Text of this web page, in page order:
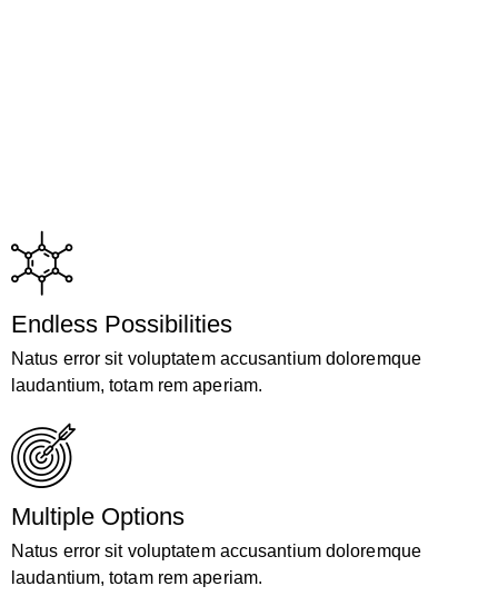
Endless Possibilities
Natus error sit voluptatem accusantium doloremque
laudantium, totam rem aperiam.
Multiple Options
Natus error sit voluptatem accusantium doloremque
laudantium, totam rem aperiam.